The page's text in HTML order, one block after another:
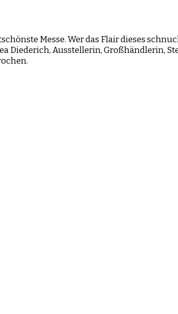
Messe. Wer das Flair dieses
Diederich, Ausstellerin, Großhändlerin,